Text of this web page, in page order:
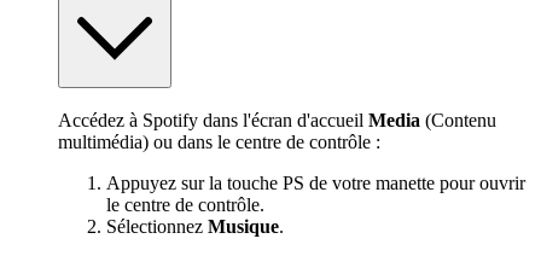
Accédez à Spotify dans l'écran d'accueil Media (Contenu
multimédia) ou dans le centre de contrôle :
Appuyez sur la touche PS de votre manette pour ouvrir
le centre de contrôle.
Sélectionnez Musique.